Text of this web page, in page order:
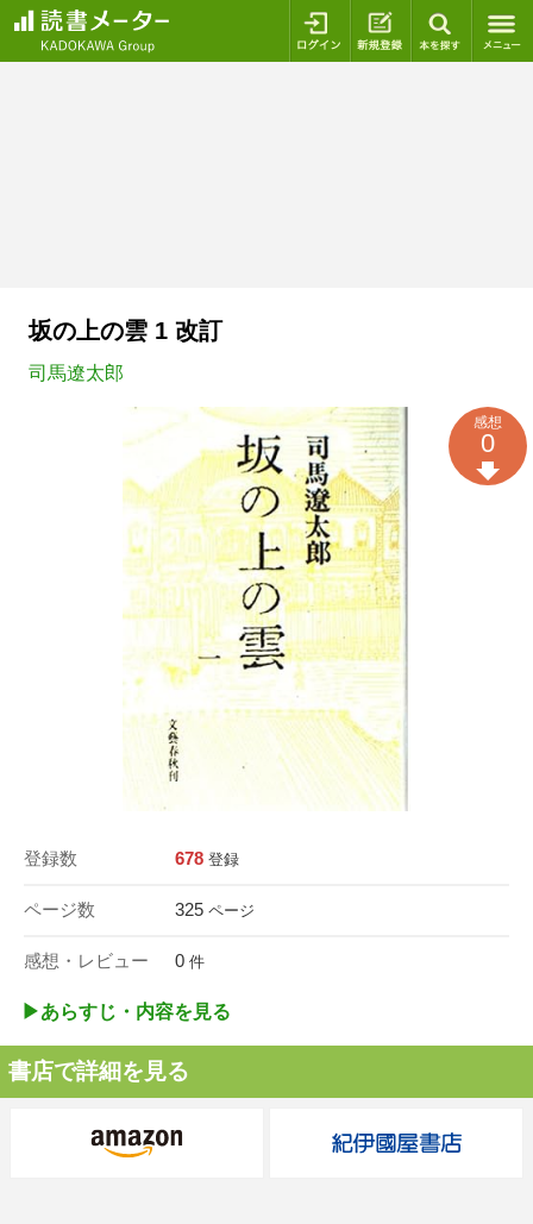
ログイン 新規登録
坂の上の雲 1 改訂
司馬遼太郎
登録数 678 登録
ページ数 325 ページ
感想・レビュー 0 件
感想
0
▶︎あらすじ・内容を見る
書店で詳細を見る